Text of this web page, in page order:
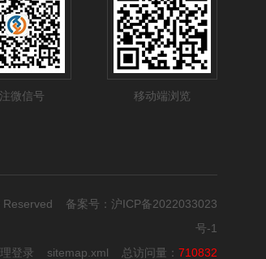
微信号
移动端浏览
Reserved 备案号： 沪ICP备2022033023
号-1
登录 sitemap.xml 总访问量： 710832